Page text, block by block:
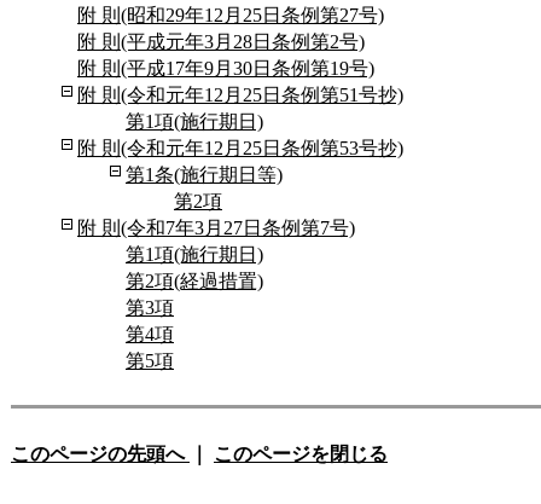
附 則(昭和29年12月25日条例第27号)
附 則(平成元年3月28日条例第2号)
附 則(平成17年9月30日条例第19号)
附 則(令和元年12月25日条例第51号抄)
第1項(施行期日)
附 則(令和元年12月25日条例第53号抄)
第1条(施行期日等)
第2項
附 則(令和7年3月27日条例第7号)
第1項(施行期日)
第2項(経過措置)
第3項
第4項
第5項
このページの先頭へ このページを閉じる